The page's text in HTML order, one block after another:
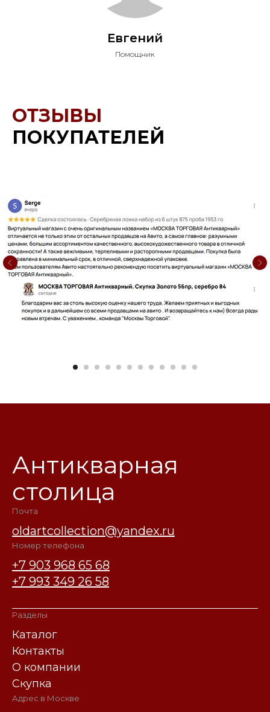
Евгений
Помощник
ОТЗЫВЫ
ПОКУПАТЕЛЕЙ
Антикварная
столица
Почта
oldartcollection@yandex.ru
Номер телефона
+7 903 968 65 68
+7 993 349 26 58
Разделы
Каталог
Контакты
О компании
Скупка
Адрес в Москве